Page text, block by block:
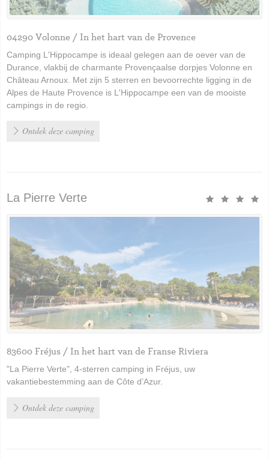
04290 Volonne / In het hart van de Provence
Camping L'Hippocampe is ideaal gelegen aan de oever van de
Durance, vlakbij de charmante Provençaalse dorpjes Volonne en
Château Arnoux. Met zijn 5 sterren en bevoorrechte ligging in de
Alpes de Haute Provence is L'Hippocampe een van de mooiste
campings in de regio.
Ontdek deze camping
La Pierre Verte
83600 Fréjus / In het hart van de Franse Riviera
"La Pierre Verte", 4-sterren camping in Fréjus, uw
vakantiebestemming aan de Côte d’Azur.
Ontdek deze camping